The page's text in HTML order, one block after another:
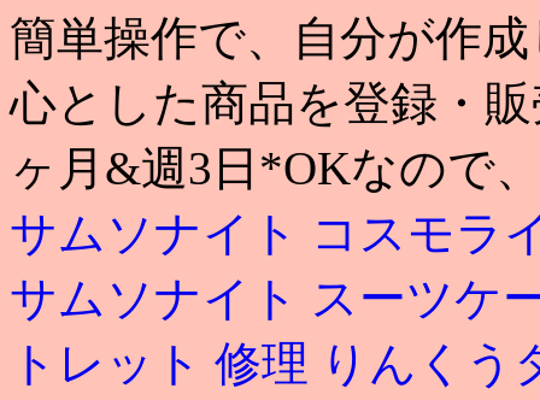
簡単操作で、自分が作
心とした商品を登録・
ヶ月&週3日*OKなので
サムソナイト コスモラ
サムソナイト スーツケ
トレット 修理 りんくう